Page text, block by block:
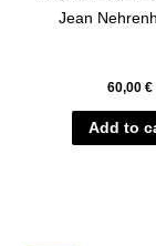
Jean
60,00€
Add to